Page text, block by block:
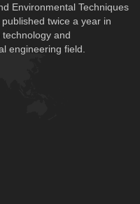
Environmental Techniques
twice a year in
and
engineering field.